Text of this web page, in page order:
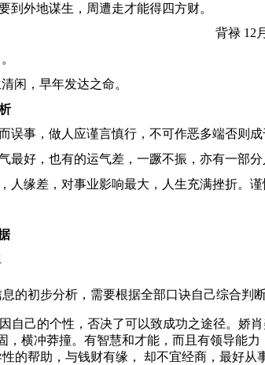
到外地谋生，周遭走才能得四方财。
闲，早年发达之命。
背禄 12
误事，做人应谨言慎行，不可作恶多端否则
好，也有的运气差，一蹶不振，亦有一部
人缘差，对事业影响最大，人生充满挫折。
的初步分析，需要根据全部口诀自己综合判断
己的个性，否决了可以致成功之途径。娇
横冲莽撞。有智慧和才能，而且有领导能
的帮助，与钱财有缘， 却不宜经商，最好